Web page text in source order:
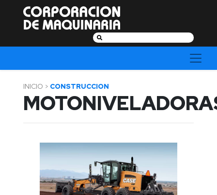
Buscar:
INICIO > CONSTRUCCION
Agrícola
Construcción